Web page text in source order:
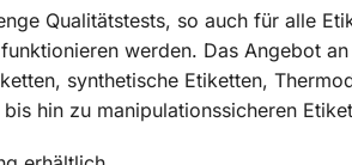
Qualitätstests, so auch für alle
werden. Das Angebot
synthetische Etiketten,
hin zu manipulationssicheren